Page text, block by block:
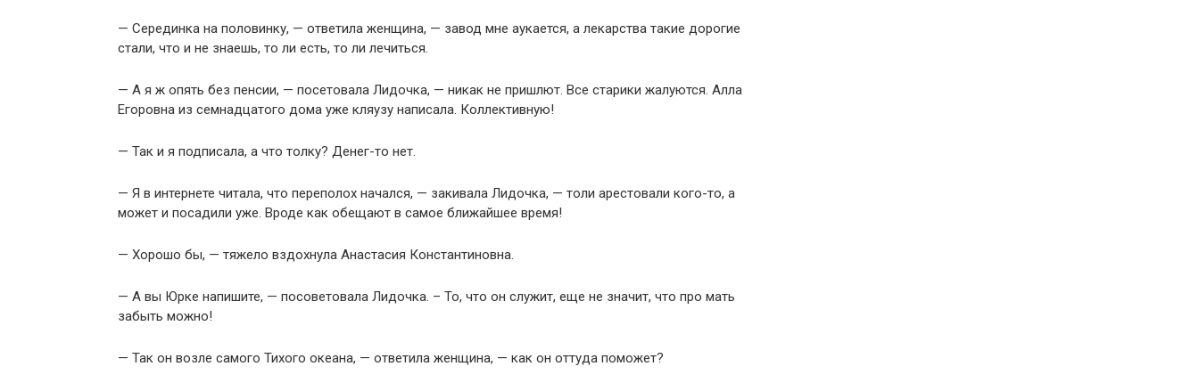
— Серединка на половинку, — ответила женщина, — завод мне аукается, а лекарства такие дорогие
стали, что и не знаешь, то ли есть, то ли лечиться.
— А я ж опять без пенсии, — посетовала Лидочка, — никак не пришлют. Все старики жалуются. Алла
Егоровна из семнадцатого дома уже кляузу написала. Коллективную!
— Так и я подписала, а что толку? Денег-то нет.
— Я в интернете читала, что переполох начался, — закивала Лидочка, — толи арестовали кого-то, а
может и посадили уже. Вроде как обещают в самое ближайшее время!
— Хорошо бы, — тяжело вздохнула Анастасия Константиновна.
— А вы Юрке напишите, — посоветовала Лидочка. – То, что он служит, еще не значит, что про мать
забыть можно!
— Так он возле самого Тихого океана, — ответила женщина, — как он оттуда поможет?